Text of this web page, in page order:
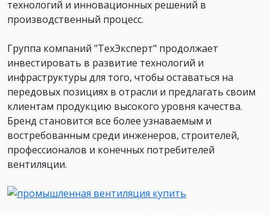
технологий и инновационных решений в
производственный процесс.
Группа компаний "ТехЭксперт" продолжает
инвестировать в развитие технологий и
инфраструктуры для того, чтобы оставаться на
передовых позициях в отрасли и предлагать своим
клиентам продукцию высокого уровня качества.
Бренд становится все более узнаваемым и
востребованным среди инженеров, строителей,
профессионалов и конечных потребителей
вентиляции.